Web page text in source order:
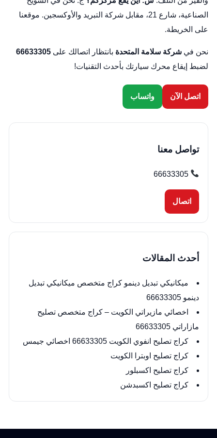
الصناعية، شارع 21، مقابل شركة التبريد والأوكسجين.
موقعنا
على الخريطة.
نحن في شركة سلامة المتحدة بانتظار اتصالك على 66633305
لضبط إيقاع محرك سيارتك بأحدث التقنيات!
اتصل الآن واتساب
تواصل معنا
66633305
اتصال
أحدث المقالات
ميكانيكي تبديل دينمو كراج متخصص ميكانيكي تبديل
دينمو 66633305
اخصائي مازيراتي الكويت – كراج متخصص تصليح
مازاراتي 66633305
كراج تصليح انفوي الكويت 66633305 اخصائي جيمس
كراج تصليح اوبترا الكويت
كراج تصليح اكسبلور
كراج تصليح اكسبدشن